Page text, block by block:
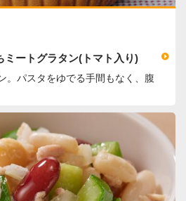
ミートグラタン(トマト入り)
。パスタをゆでる手間もなく、腹